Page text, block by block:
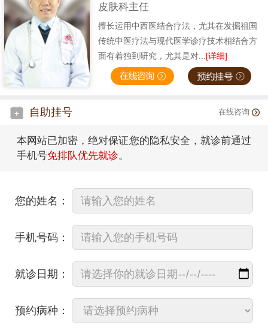
皮肤科主任
擅长运用中西医结合疗法，尤其在发掘祖国
传统中医疗法与现代医学诊疗技术相结合方
面有着独到研究，尤其是对...[详细]
自助挂号 在线咨询
本网站已加密，绝对保证您的隐私安全，就诊前通过
手机号免排队优先就诊。
您的姓名：
手机号码：
就诊日期：
预约病种：